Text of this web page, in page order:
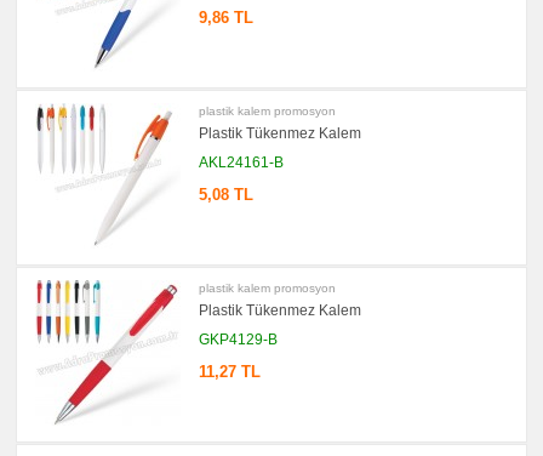
9,86 TL
plastik kalem promosyon
Plastik Tükenmez Kalem
AKL24161-B
5,08 TL
plastik kalem promosyon
Plastik Tükenmez Kalem
GKP4129-B
11,27 TL
promosyon
promosyon
Kalem
promosyon
Kalemlik
Kartvizitlik
promosyon
Radyo
&
Bloknot
promosyon
Bardak
Altlığı
Para
Tabağı